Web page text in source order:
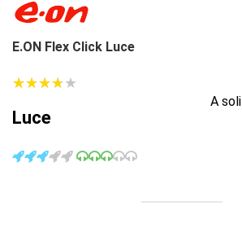
E.ON Flex Click Luce
★★★★★
★★★★★
Luce
A soli